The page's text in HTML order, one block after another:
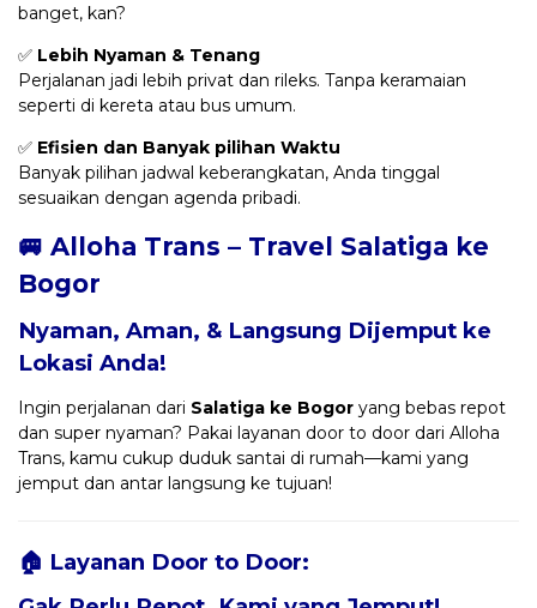
banget, kan?
✅ Lebih Nyaman & Tenang
Perjalanan jadi lebih privat dan rileks. Tanpa keramaian
seperti di kereta atau bus umum.
✅ Efisien dan Banyak pilihan Waktu
Banyak pilihan jadwal keberangkatan, Anda tinggal
sesuaikan dengan agenda pribadi.
🚐 Alloha Trans – Travel Salatiga ke
Bogor
Nyaman, Aman, & Langsung Dijemput ke
Lokasi Anda!
Ingin perjalanan dari Salatiga ke Bogor yang bebas repot
dan super nyaman? Pakai layanan door to door dari Alloha
Trans, kamu cukup duduk santai di rumah—kami yang
jemput dan antar langsung ke tujuan!
🏠 Layanan Door to Door: